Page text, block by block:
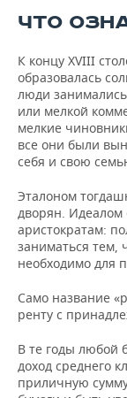
ЧТО
К концу XVIII
образовалась
люди
или мелкой
мелкие
все они были
себя и свою
Эталоном
дворян. Идеалом
аристократам:
заниматься
необходимо для
Само название
ренту с
В те годы любой
доход среднего
приличную